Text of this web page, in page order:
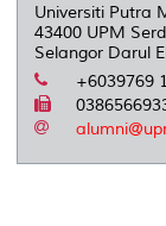
Universiti Putra
43400 UPM
Selangor Darul
+6039769